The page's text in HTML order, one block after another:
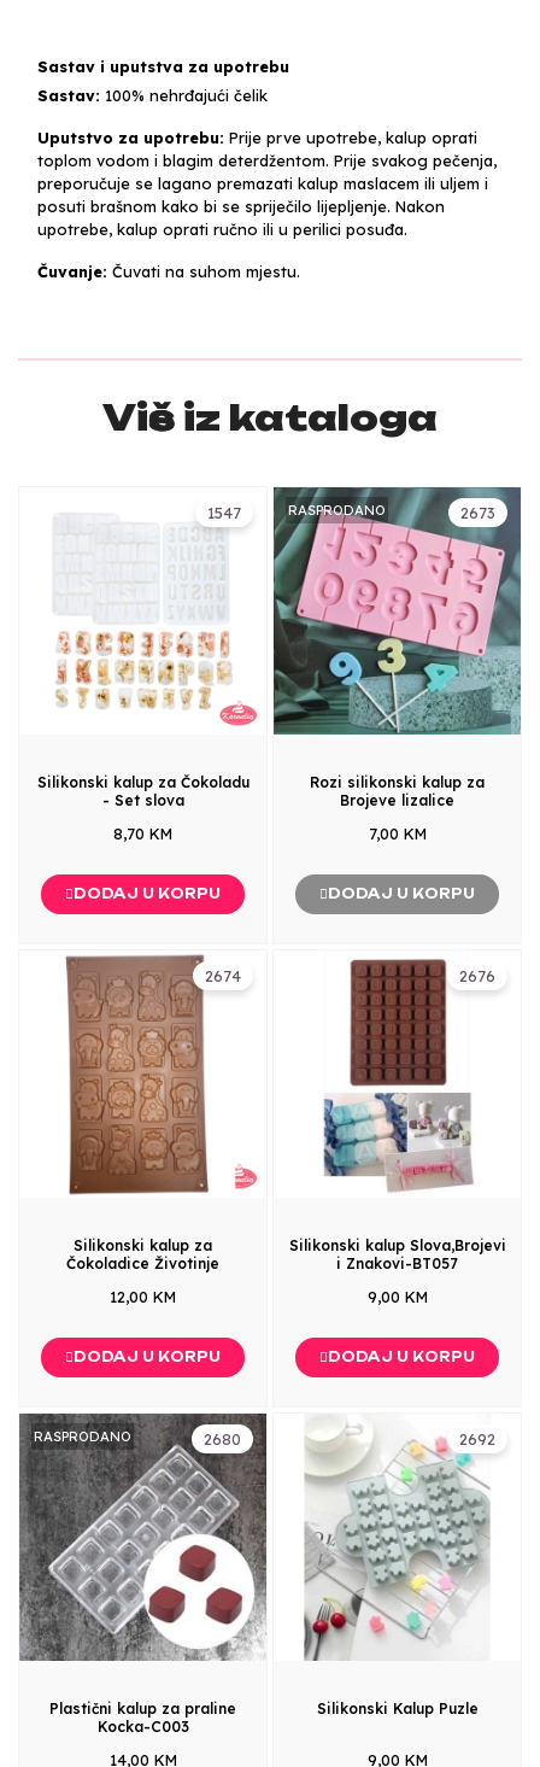
Sastav i uputstva za upotrebu
Sastav: 100% nehrđajući čelik
Uputstvo za upotrebu: Prije prve upotrebe, kalup oprati
toplom vodom i blagim deterdžentom. Prije svakog pečenja,
preporučuje se lagano premazati kalup maslacem ili uljem i
posuti brašnom kako bi se spriječilo lijepljenje. Nakon
upotrebe, kalup oprati ručno ili u perilici posuđa.
Čuvanje: Čuvati na suhom mjestu.
Više iz kataloga
1547
Silikonski kalup za Čokoladu
- Set slova
8,70 KM
DODAJ U KORPU
2673
RASPRODANO
Rozi silikonski kalup za
Brojeve lizalice
7,00 KM
DODAJ U KORPU
2674
Silikonski kalup za
Čokoladice Životinje
12,00 KM
DODAJ U KORPU
2676
Silikonski kalup Slova,Brojevi
i Znakovi-BT057
9,00 KM
DODAJ U KORPU
2680
RASPRODANO
Plastični kalup za praline
Kocka-C003
14,00 KM
2692
Silikonski Kalup Puzle
9,00 KM